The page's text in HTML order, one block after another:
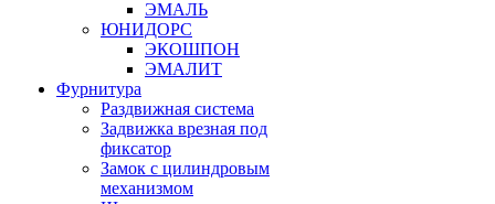
ЭМАЛЬ
ЮНИДОРС
ЭКОШПОН
ЭМАЛИТ
Фурнитура
Раздвижная система
Задвижка врезная под
фиксатор
Замок с цилиндровым
механизмом